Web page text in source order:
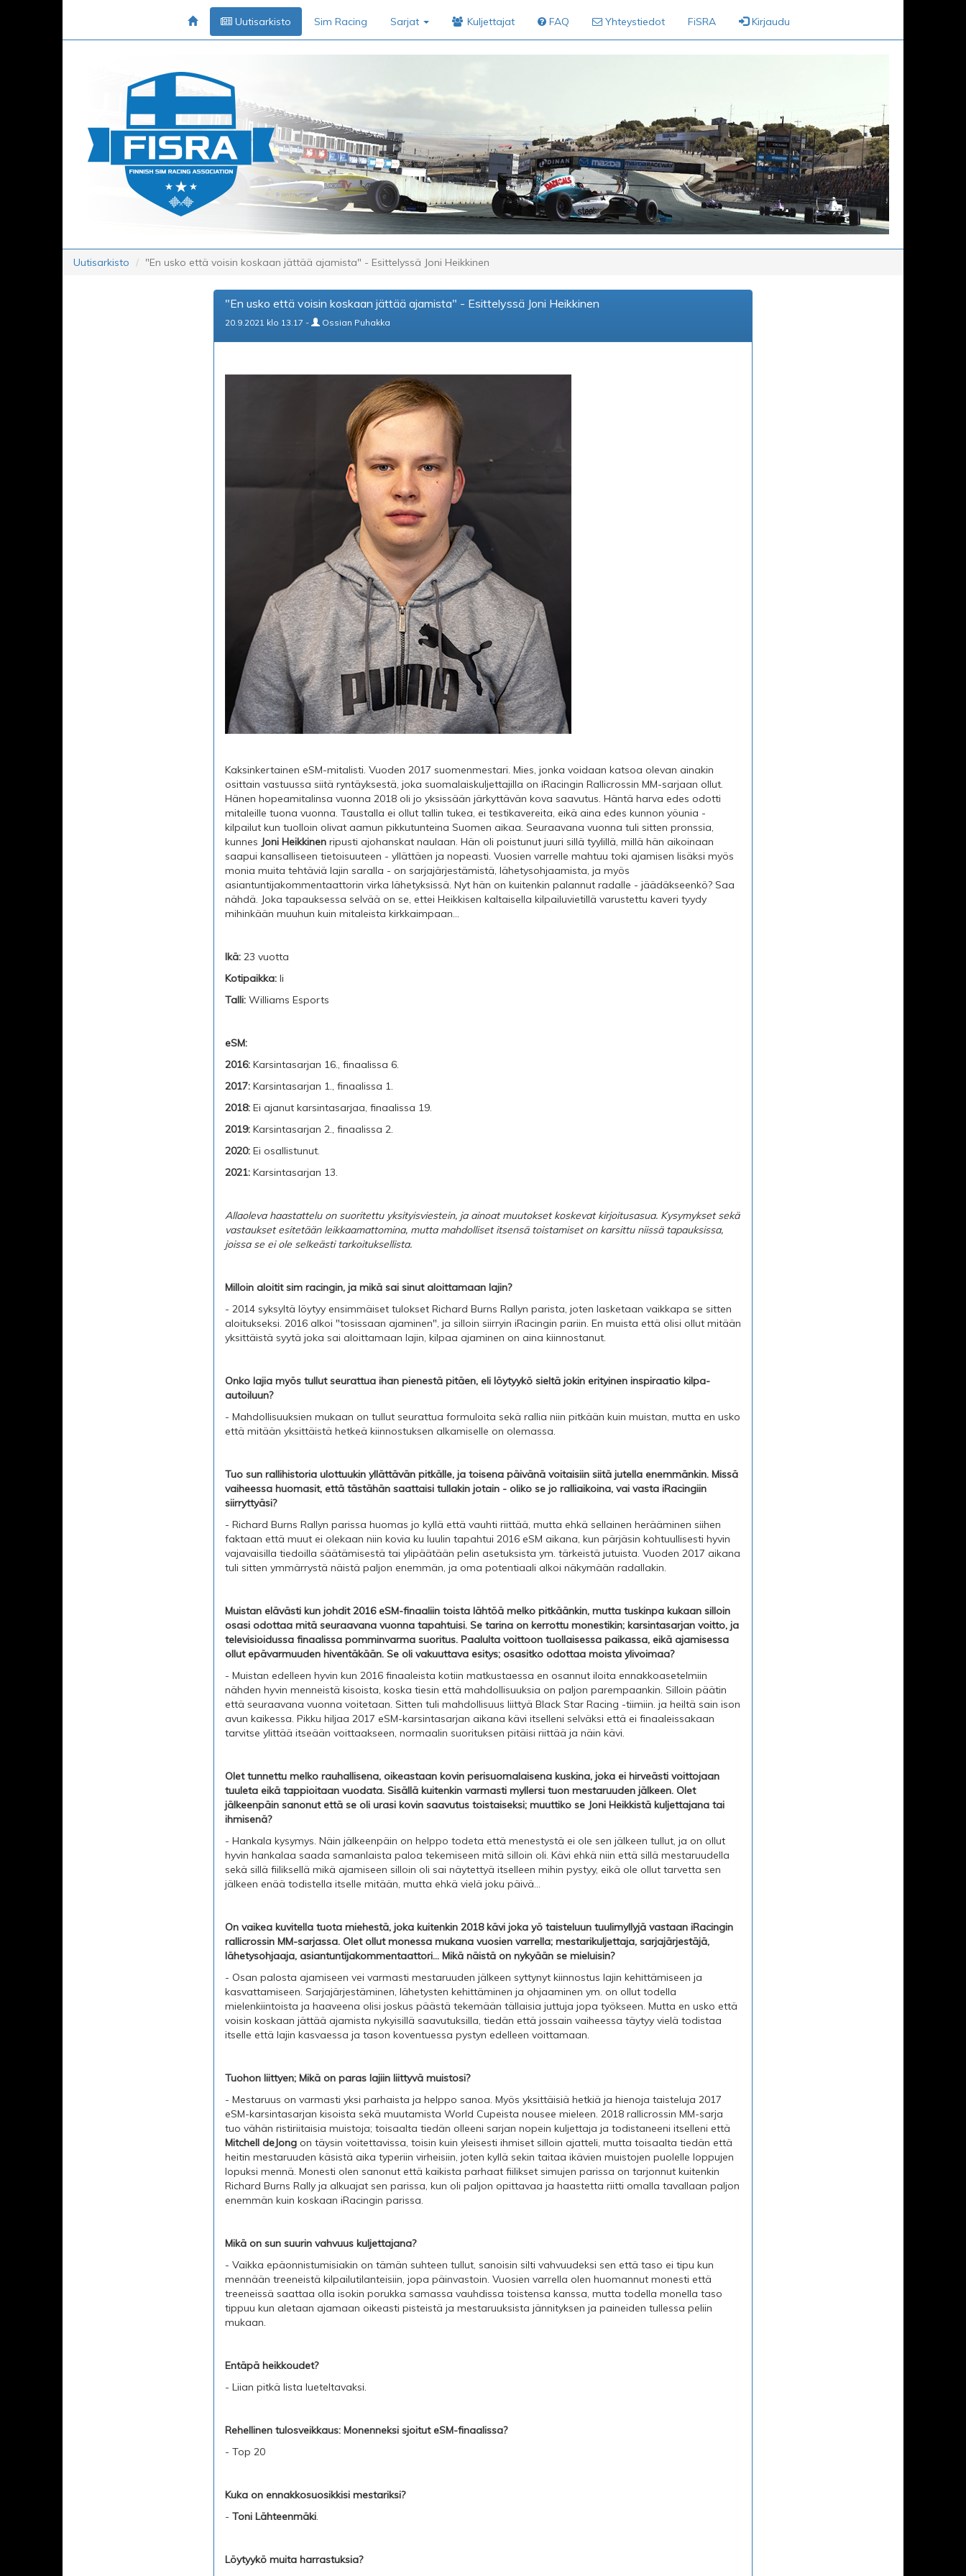
Uutisarkisto Sim Racing Sarjat Kuljettajat FAQ Yhteystiedot FiSRA Kirjaudu
Uutisarkisto "En usko että voisin koskaan jättää ajamista" - Esittelyssä Joni Heikkinen
"En usko että voisin koskaan jättää ajamista" - Esittelyssä Joni Heikkinen
20.9.2021 klo 13.17 - Ossian Puhakka
Kaksinkertainen eSM-mitalisti. Vuoden 2017 suomenmestari. Mies, jonka voidaan katsoa olevan ainakin
osittain vastuussa siitä ryntäyksestä, joka suomalaiskuljettajilla on iRacingin Rallicrossin MM-sarjaan ollut.
Hänen hopeamitalinsa vuonna 2018 oli jo yksissään järkyttävän kova saavutus. Häntä harva edes odotti
mitaleille tuona vuonna. Taustalla ei ollut tallin tukea, ei testikavereita, eikä aina edes kunnon yöunia -
kilpailut kun tuolloin olivat aamun pikkutunteina Suomen aikaa. Seuraavana vuonna tuli sitten pronssia,
kunnes Joni Heikkinen ripusti ajohanskat naulaan. Hän oli poistunut juuri sillä tyylillä, millä hän aikoinaan
saapui kansalliseen tietoisuuteen - yllättäen ja nopeasti. Vuosien varrelle mahtuu toki ajamisen lisäksi myös
monia muita tehtäviä lajin saralla - on sarjajärjestämistä, lähetysohjaamista, ja myös
asiantuntijakommentaattorin virka lähetyksissä. Nyt hän on kuitenkin palannut radalle - jäädäkseenkö? Saa
nähdä. Joka tapauksessa selvää on se, ettei Heikkisen kaltaisella kilpailuvietillä varustettu kaveri tyydy
mihinkään muuhun kuin mitaleista kirkkaimpaan...
Ikä: 23 vuotta
Kotipaikka: Ii
Talli: Williams Esports
eSM:
2016: Karsintasarjan 16., finaalissa 6.
2017: Karsintasarjan 1., finaalissa 1.
2018: Ei ajanut karsintasarjaa, finaalissa 19.
2019: Karsintasarjan 2., finaalissa 2.
2020: Ei osallistunut.
2021: Karsintasarjan 13.
Allaoleva haastattelu on suoritettu yksityisviestein, ja ainoat muutokset koskevat kirjoitusasua. Kysymykset sekä
vastaukset esitetään leikkaamattomina, mutta mahdolliset itsensä toistamiset on karsittu niissä tapauksissa,
joissa se ei ole selkeästi tarkoituksellista.
Milloin aloitit sim racingin, ja mikä sai sinut aloittamaan lajin?
- 2014 syksyltä löytyy ensimmäiset tulokset Richard Burns Rallyn parista, joten lasketaan vaikkapa se sitten
aloitukseksi. 2016 alkoi "tosissaan ajaminen", ja silloin siirryin iRacingin pariin. En muista että olisi ollut mitään
yksittäistä syytä joka sai aloittamaan lajin, kilpaa ajaminen on aina kiinnostanut.
Onko lajia myös tullut seurattua ihan pienestä pitäen, eli löytyykö sieltä jokin erityinen inspiraatio kilpa-
autoiluun?
- Mahdollisuuksien mukaan on tullut seurattua formuloita sekä rallia niin pitkään kuin muistan, mutta en usko
että mitään yksittäistä hetkeä kiinnostuksen alkamiselle on olemassa.
Tuo sun rallihistoria ulottuukin yllättävän pitkälle, ja toisena päivänä voitaisiin siitä jutella enemmänkin. Missä
vaiheessa huomasit, että tästähän saattaisi tullakin jotain - oliko se jo ralliaikoina, vai vasta iRacingiin
siirryttyäsi?
- Richard Burns Rallyn parissa huomas jo kyllä että vauhti riittää, mutta ehkä sellainen herääminen siihen
faktaan että muut ei olekaan niin kovia ku luulin tapahtui 2016 eSM aikana, kun pärjäsin kohtuullisesti hyvin
vajavaisilla tiedoilla säätämisestä tai ylipäätään pelin asetuksista ym. tärkeistä jutuista. Vuoden 2017 aikana
tuli sitten ymmärrystä näistä paljon enemmän, ja oma potentiaali alkoi näkymään radallakin.
Muistan elävästi kun johdit 2016 eSM-finaaliin toista lähtöä melko pitkäänkin, mutta tuskinpa kukaan silloin
osasi odottaa mitä seuraavana vuonna tapahtuisi. Se tarina on kerrottu monestikin; karsintasarjan voitto, ja
televisioidussa finaalissa pomminvarma suoritus. Paalulta voittoon tuollaisessa paikassa, eikä ajamisessa
ollut epävarmuuden hiventäkään. Se oli vakuuttava esitys; osasitko odottaa moista ylivoimaa?
- Muistan edelleen hyvin kun 2016 finaaleista kotiin matkustaessa en osannut iloita ennakkoasetelmiin
nähden hyvin menneistä kisoista, koska tiesin että mahdollisuuksia on paljon parempaankin. Silloin päätin
että seuraavana vuonna voitetaan. Sitten tuli mahdollisuus liittyä Black Star Racing -tiimiin. ja heiltä sain ison
avun kaikessa. Pikku hiljaa 2017 eSM-karsintasarjan aikana kävi itselleni selväksi että ei finaaleissakaan
tarvitse ylittää itseään voittaakseen, normaalin suorituksen pitäisi riittää ja näin kävi.
Olet tunnettu melko rauhallisena, oikeastaan kovin perisuomalaisena kuskina, joka ei hirveästi voittojaan
tuuleta eikä tappioitaan vuodata. Sisällä kuitenkin varmasti myllersi tuon mestaruuden jälkeen. Olet
jälkeenpäin sanonut että se oli urasi kovin saavutus toistaiseksi; muuttiko se Joni Heikkistä kuljettajana tai
ihmisenä?
- Hankala kysymys. Näin jälkeenpäin on helppo todeta että menestystä ei ole sen jälkeen tullut, ja on ollut
hyvin hankalaa saada samanlaista paloa tekemiseen mitä silloin oli. Kävi ehkä niin että sillä mestaruudella
sekä sillä fiiliksellä mikä ajamiseen silloin oli sai näytettyä itselleen mihin pystyy, eikä ole ollut tarvetta sen
jälkeen enää todistella itselle mitään, mutta ehkä vielä joku päivä...
On vaikea kuvitella tuota miehestä, joka kuitenkin 2018 kävi joka yö taisteluun tuulimyllyjä vastaan iRacingin
rallicrossin MM-sarjassa. Olet ollut monessa mukana vuosien varrella; mestarikuljettaja, sarjajärjestäjä,
lähetysohjaaja, asiantuntijakommentaattori... Mikä näistä on nykyään se mieluisin?
- Osan palosta ajamiseen vei varmasti mestaruuden jälkeen syttynyt kiinnostus lajin kehittämiseen ja
kasvattamiseen. Sarjajärjestäminen, lähetysten kehittäminen ja ohjaaminen ym. on ollut todella
mielenkiintoista ja haaveena olisi joskus päästä tekemään tällaisia juttuja jopa työkseen. Mutta en usko että
voisin koskaan jättää ajamista nykyisillä saavutuksilla, tiedän että jossain vaiheessa täytyy vielä todistaa
itselle että lajin kasvaessa ja tason koventuessa pystyn edelleen voittamaan.
Tuohon liittyen; Mikä on paras lajiin liittyvä muistosi?
- Mestaruus on varmasti yksi parhaista ja helppo sanoa. Myös yksittäisiä hetkiä ja hienoja taisteluja 2017
eSM-karsintasarjan kisoista sekä muutamista World Cupeista nousee mieleen. 2018 rallicrossin MM-sarja
tuo vähän ristiriitaisia muistoja; toisaalta tiedän olleeni sarjan nopein kuljettaja ja todistaneeni itselleni että
Mitchell deJong on täysin voitettavissa, toisin kuin yleisesti ihmiset silloin ajatteli, mutta toisaalta tiedän että
heitin mestaruuden käsistä aika typeriin virheisiin, joten kyllä sekin taitaa ikävien muistojen puolelle loppujen
lopuksi mennä. Monesti olen sanonut että kaikista parhaat fiilikset simujen parissa on tarjonnut kuitenkin
Richard Burns Rally ja alkuajat sen parissa, kun oli paljon opittavaa ja haastetta riitti omalla tavallaan paljon
enemmän kuin koskaan iRacingin parissa.
Mikä on sun suurin vahvuus kuljettajana?
- Vaikka epäonnistumisiakin on tämän suhteen tullut, sanoisin silti vahvuudeksi sen että taso ei tipu kun
mennään treeneistä kilpailutilanteisiin, jopa päinvastoin. Vuosien varrella olen huomannut monesti että
treeneissä saattaa olla isokin porukka samassa vauhdissa toistensa kanssa, mutta todella monella taso
tippuu kun aletaan ajamaan oikeasti pisteistä ja mestaruuksista jännityksen ja paineiden tullessa peliin
mukaan.
Entäpä heikkoudet?
- Liian pitkä lista lueteltavaksi.
Rehellinen tulosveikkaus: Monenneksi sjoitut eSM-finaalissa?
- Top 20
Kuka on ennakkosuosikkisi mestariksi?
- Toni Lähteenmäki.
Löytyykö muita harrastuksia?